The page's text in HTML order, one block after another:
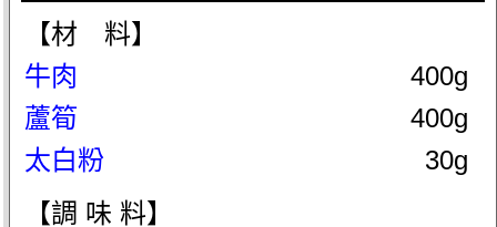
【材 料】
牛肉
400g
蘆筍
400g
太白粉
30g
【調 味 料】